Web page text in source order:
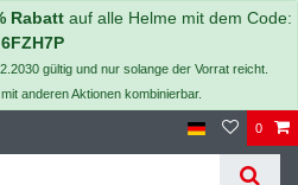
Rabatt auf alle Helme mit dem Code:
6FZH7P
gültig und nur solange der Vorrat reicht.
anderen Aktionen kombinierbar.
0